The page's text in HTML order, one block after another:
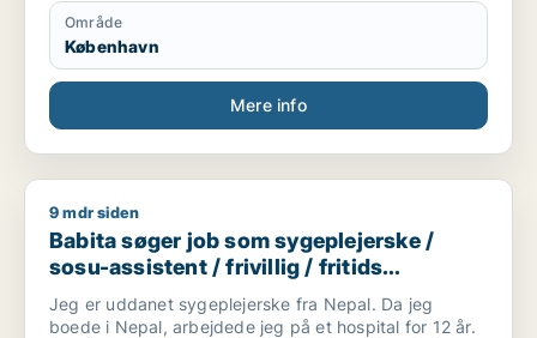
Område
København
Mere info
Babita søger job som sygeplejerske / sosu-assistent /
9 mdr siden
Babita søger job som sygeplejerske /
sosu-assistent / frivillig / fritids
medarbejder
Jeg er uddanet sygeplejerske fra Nepal. Da jeg
boede i Nepal, arbejdede jeg på et hospital for 12 år.